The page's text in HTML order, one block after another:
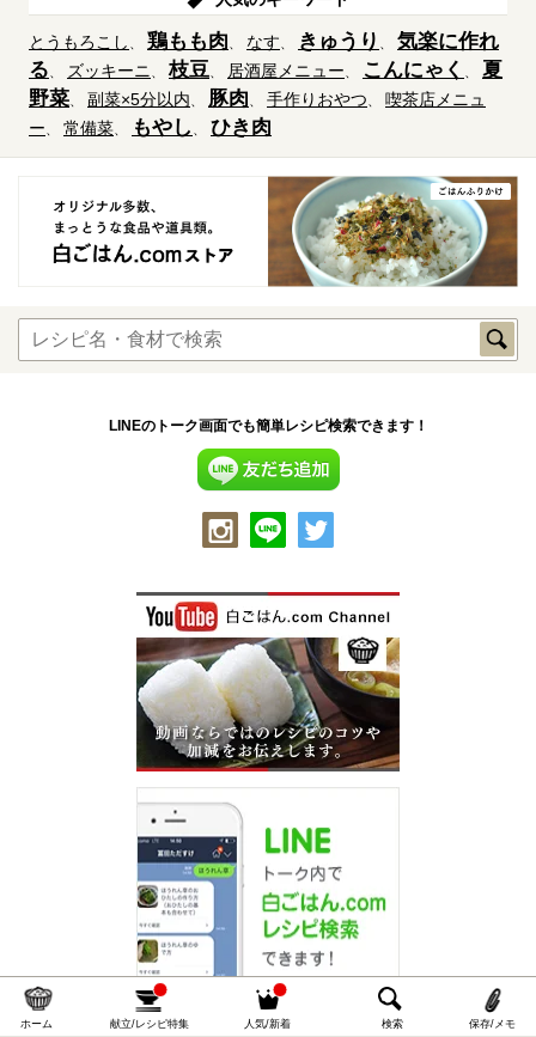
とうもろこし 鶏もも肉 なす きゅうり
気楽に作れ
る
ズッキーニ 枝豆 居酒屋メニュー こんにゃく
夏
野菜
副菜×5分以内 豚肉 手作りおやつ
喫茶店メニュ
ー
常備菜 もやし ひき肉
自家製だしパックの材料 (作りやす分量で)
【1Ｌ分の万能のだしパックレシピ】
かつお薄削りの粉砕 … 15ｇ（約大さじ4）
昆布の粉砕 … 5ｇ（約大さじ1/2）
LINEのトーク画面でも簡単レシピ検索できます！
PC版で表示
ホーム 献立/レシピ特集 人気/新着 検索 保存/メモ